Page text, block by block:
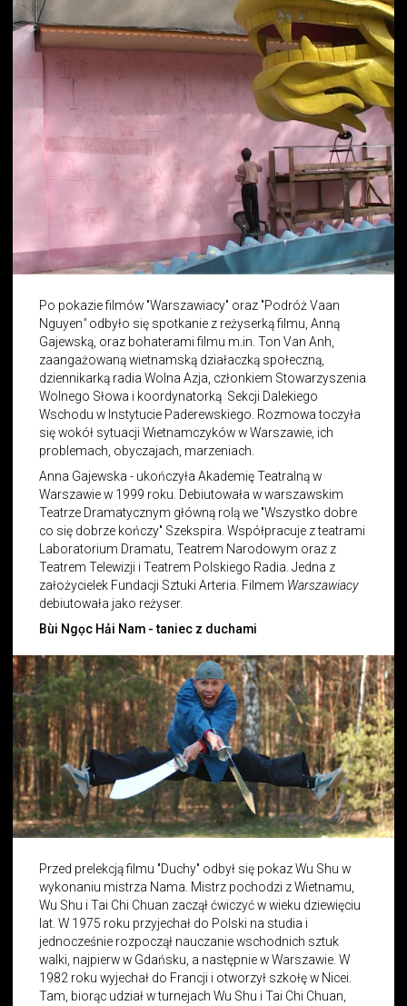
Po pokazie filmów "Warszawiacy" oraz "Podróż Vaan
Nguyen" odbyło się spotkanie z reżyserką filmu, Anną
Gajewską, oraz bohaterami filmu m.in. Ton Van Anh,
zaangażowaną wietnamską działaczką społeczną,
dziennikarką radia Wolna Azja, członkiem Stowarzyszenia
Wolnego Słowa i koordynatorką Sekcji Dalekiego
Wschodu w Instytucie Paderewskiego. Rozmowa toczyła
się wokół sytuacji Wietnamczyków w Warszawie, ich
problemach, obyczajach, marzeniach.
Anna Gajewska - ukończyła Akademię Teatralną w
Warszawie w 1999 roku. Debiutowała w warszawskim
Teatrze Dramatycznym główną rolą we "Wszystko dobre
co się dobrze kończy" Szekspira. Współpracuje z teatrami
Laboratorium Dramatu, Teatrem Narodowym oraz z
Teatrem Telewizji i Teatrem Polskiego Radia. Jedna z
założycielek Fundacji Sztuki Arteria. Filmem Warszawiacy
debiutowała jako reżyser.
Bùi Ngọc Hải Nam - taniec z duchami
Przed prelekcją filmu "Duchy" odbył się pokaz Wu Shu w
wykonaniu mistrza Nama. Mistrz pochodzi z Wietnamu,
Wu Shu i Tai Chi Chuan zaczął ćwiczyć w wieku dziewięciu
lat. W 1975 roku przyjechał do Polski na studia i
jednocześnie rozpoczął nauczanie wschodnich sztuk
walki, najpierw w Gdańsku, a następnie w Warszawie. W
1982 roku wyjechał do Francji i otworzył szkołę w Nicei.
Tam, biorąc udział w turnejach Wu Shu i Tai Chi Chuan,